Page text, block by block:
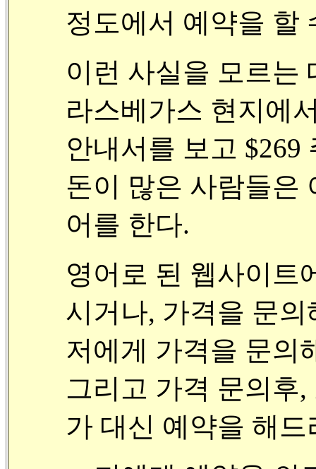
정도에서 예약을 할
이런 사실을 모르는
라스베가스 현지에
안내서를 보고 $269
돈이 많은 사람들은
어를 한다.
영어로 된 웹사이트
시거나, 가격을 문
저에게 가격을 문의
그리고 가격 문의후
가 대신 예약을 해